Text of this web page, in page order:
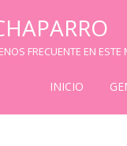
FRECUENTE EN
INICIO